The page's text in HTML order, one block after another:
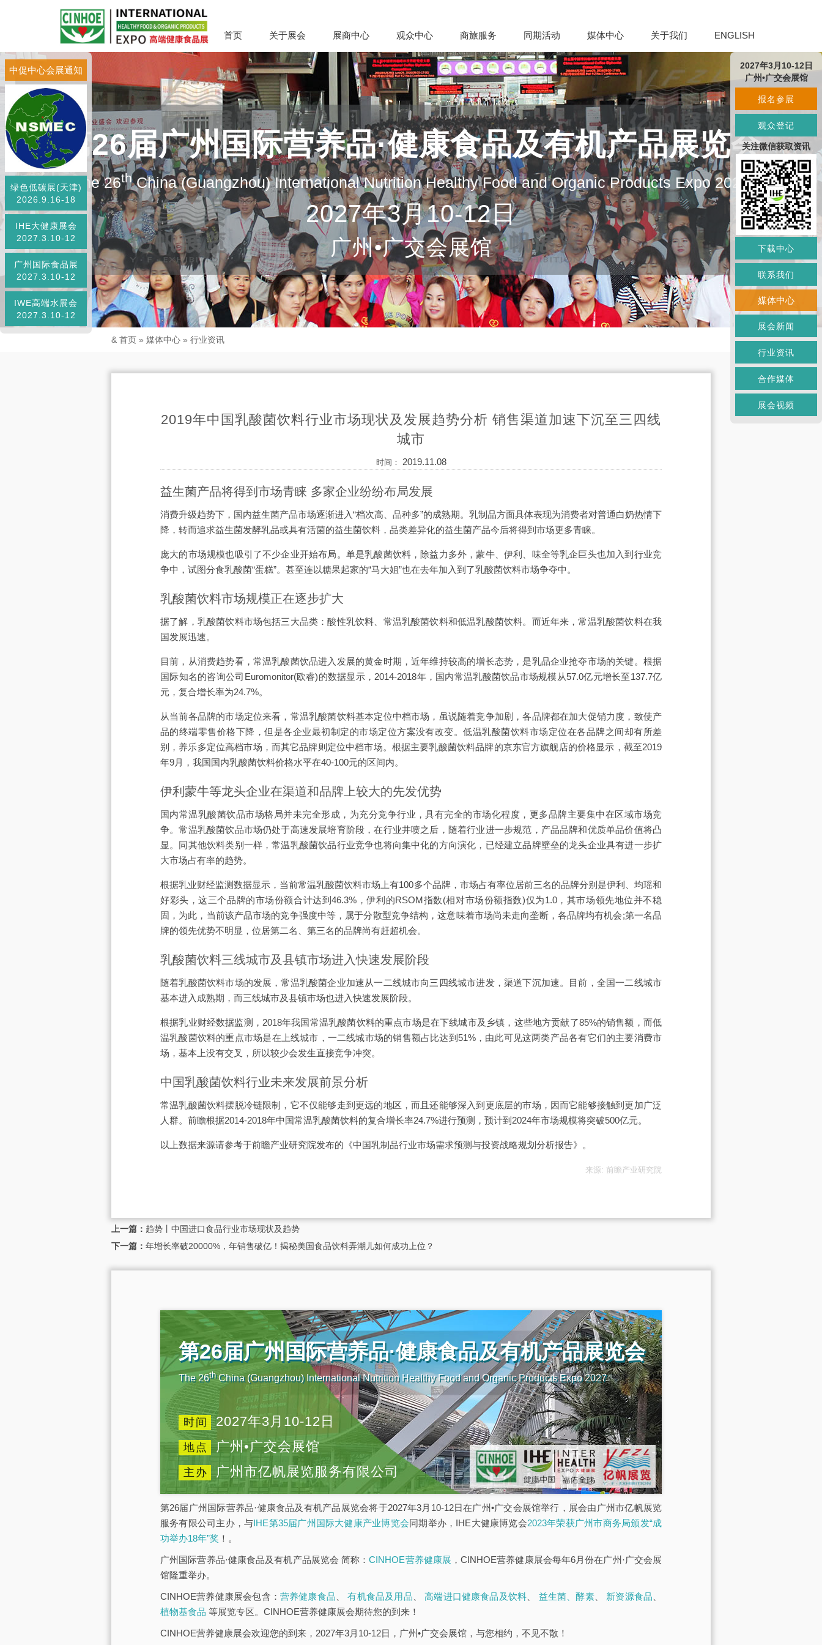
首页 关于展会 展商中心 观众中心 商旅服务 同期活动 媒体中心 关于我们 ENGLISH
第26届广州国际营养品·健康食品及有机产品展览会
The 26thChina (Guangzhou) International Nutrition Healthy Food and Organic Products Expo 2027
2027年3月10-12日
广州•广交会展馆
中促中心会展通知
绿色低碳展(天津)
2026.9.16-18
IHE大健康展会
2027.3.10-12
广州国际食品展
2027.3.10-12
IWE高端水展会
2027.3.10-12
& 首页 » 媒体中心 » 行业资讯
2019年中国乳酸菌饮料行业市场现状及发展趋势分析 销售渠道加速下沉至三四线
城市
时间： 2019.11.08
益生菌产品将得到市场青睐 多家企业纷纷布局发展
消费升级趋势下，国内益生菌产品市场逐渐进入“档次高、品种多”的成熟期。乳制品方面具体表现为消费者对普通白奶热情下
降，转而追求益生菌发酵乳品或具有活菌的益生菌饮料，品类差异化的益生菌产品今后将得到市场更多青睐。
庞大的市场规模也吸引了不少企业开始布局。单是乳酸菌饮料，除益力多外，蒙牛、伊利、味全等乳企巨头也加入到行业竞
争中，试图分食乳酸菌“蛋糕”。甚至连以糖果起家的“马大姐”也在去年加入到了乳酸菌饮料市场争夺中。
乳酸菌饮料市场规模正在逐步扩大
据了解，乳酸菌饮料市场包括三大品类：酸性乳饮料、常温乳酸菌饮料和低温乳酸菌饮料。而近年来，常温乳酸菌饮料在我
国发展迅速。
目前，从消费趋势看，常温乳酸菌饮品进入发展的黄金时期，近年维持较高的增长态势，是乳品企业抢夺市场的关键。根据
国际知名的咨询公司Euromonitor(欧睿)的数据显示，2014-2018年，国内常温乳酸菌饮品市场规模从57.0亿元增长至137.7亿
元，复合增长率为24.7%。
从当前各品牌的市场定位来看，常温乳酸菌饮料基本定位中档市场，虽说随着竞争加剧，各品牌都在加大促销力度，致使产
品的终端零售价格下降，但是各企业最初制定的市场定位方案没有改变。低温乳酸菌饮料市场定位在各品牌之间却有所差
别，养乐多定位高档市场，而其它品牌则定位中档市场。根据主要乳酸菌饮料品牌的京东官方旗舰店的价格显示，截至2019
年9月，我国国内乳酸菌饮料价格水平在40-100元的区间内。
伊利蒙牛等龙头企业在渠道和品牌上较大的先发优势
国内常温乳酸菌饮品市场格局并未完全形成，为充分竞争行业，具有完全的市场化程度，更多品牌主要集中在区域市场竞
争。常温乳酸菌饮品市场仍处于高速发展培育阶段，在行业井喷之后，随着行业进一步规范，产品品牌和优质单品价值将凸
显。同其他饮料类别一样，常温乳酸菌饮品行业竞争也将向集中化的方向演化，已经建立品牌壁垒的龙头企业具有进一步扩
大市场占有率的趋势。
根据乳业财经监测数据显示，当前常温乳酸菌饮料市场上有100多个品牌，市场占有率位居前三名的品牌分别是伊利、均瑶和
好彩头，这三个品牌的市场份额合计达到46.3%，伊利的RSOM指数(相对市场份额指数)仅为1.0，其市场领先地位并不稳
固，为此，当前该产品市场的竞争强度中等，属于分散型竞争结构，这意味着市场尚未走向垄断，各品牌均有机会;第一名品
牌的领先优势不明显，位居第二名、第三名的品牌尚有赶超机会。
乳酸菌饮料三线城市及县镇市场进入快速发展阶段
随着乳酸菌饮料市场的发展，常温乳酸菌企业加速从一二线城市向三四线城市进发，渠道下沉加速。目前，全国一二线城市
基本进入成熟期，而三线城市及县镇市场也进入快速发展阶段。
根据乳业财经数据监测，2018年我国常温乳酸菌饮料的重点市场是在下线城市及乡镇，这些地方贡献了85%的销售额，而低
温乳酸菌饮料的重点市场是在上线城市，一二线城市场的销售额占比达到51%，由此可见这两类产品各有它们的主要消费市
场，基本上没有交叉，所以较少会发生直接竞争冲突。
中国乳酸菌饮料行业未来发展前景分析
常温乳酸菌饮料摆脱冷链限制，它不仅能够走到更远的地区，而且还能够深入到更底层的市场，因而它能够接触到更加广泛
人群。前瞻根据2014-2018年中国常温乳酸菌饮料的复合增长率24.7%进行预测，预计到2024年市场规模将突破500亿元。
以上数据来源请参考于前瞻产业研究院发布的《中国乳制品行业市场需求预测与投资战略规划分析报告》。
来源: 前瞻产业研究院
上一篇： 趋势丨中国进口食品行业市场现状及趋势
下一篇： 年增长率破20000%，年销售破亿！揭秘美国食品饮料弄潮儿如何成功上位？
第26届广州国际营养品·健康食品及有机产品展览会
The 26thChina (Guangzhou) International Nutrition Healthy Food and Organic Products Expo 2027
时间 2027年3月10-12日
地点 广州•广交会展馆
主办 广州市亿帆展览服务有限公司
第26届广州国际营养品·健康食品及有机产品展览会将于2027年3月10-12日在广州•广交会展馆举行，展会由广州市亿帆展览
服务有限公司主办，与IHE第35届广州国际大健康产业博览会同期举办，IHE大健康博览会2023年荣获广州市商务局颁发“成
功举办18年”奖 ！。
广州国际营养品·健康食品及有机产品展览会 简称：CINHOE营养健康展 ，CINHOE营养健康展会每年6月份在广州·广交会展
馆隆重举办。
CINHOE营养健康展会包含： 营养健康食品 、有机食品及用品 、高端进口健康食品及饮料 益生菌、酵素、 新资源食品
植物基食品 等展览专区。CINHOE营养健康展会期待您的到来！
CINHOE营养健康展会欢迎您的到来，2027年3月10-12日，广州•广交会展馆，与您相约，不见不散！
2027年3月10-12日
广州•广交会展馆
报名参展
观众登记
关注微信获取资讯
下载中心
联系我们
媒体中心
展会新闻
行业资讯
合作媒体
展会视频